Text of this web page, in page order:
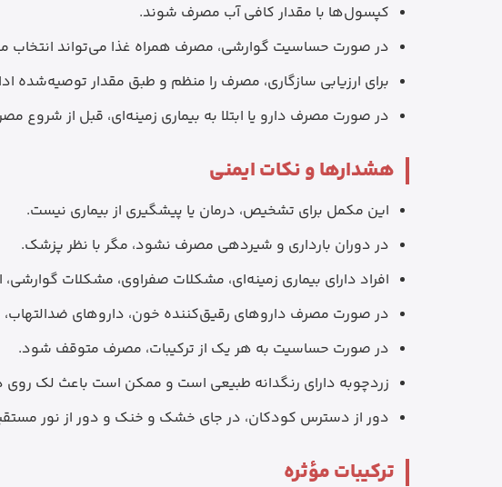
کپسول‌ها با مقدار کافی آب مصرف شوند.
در صورت حساسیت گوارشی، مصرف همراه غذا می‌تواند انتخاب
برای ارزیابی سازگاری، مصرف را منظم و طبق مقدار توصیه‌شده
در صورت مصرف دارو یا ابتلا به بیماری زمینه‌ای، قبل از
هشدارها و نکات ایمنی
این مکمل برای تشخیص، درمان یا پیشگیری از بیماری نیست.
در دوران بارداری و شیردهی مصرف نشود، مگر با نظر پزشک.
افراد دارای بیماری زمینه‌ای، مشکلات صفراوی، مشکلات
در صورت مصرف داروهای رقیق‌کننده خون، داروهای
در صورت حساسیت به هر یک از ترکیبات، مصرف متوقف شود.
زردچوبه دارای رنگدانه طبیعی است و ممکن است باعث لک
دور از دسترس کودکان، در جای خشک و خنک و دور از نور
ترکیبات مؤثره